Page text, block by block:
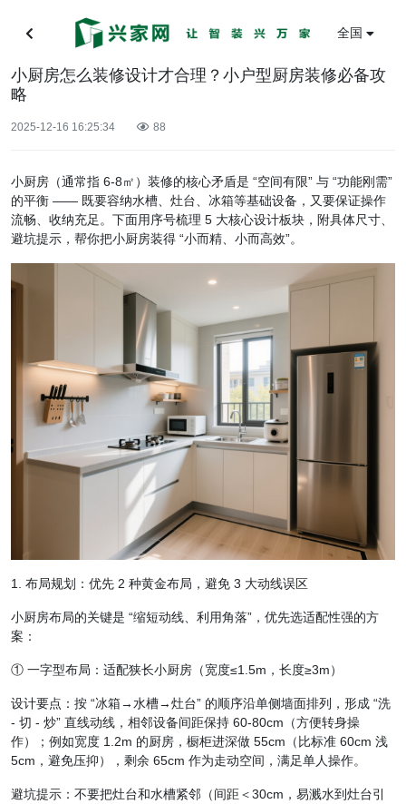
全国
小厨房怎么装修设计才合理？小户型厨房装修必备攻
略
2025-12-16 16:25:34 88
小厨房（通常指 6-8㎡）装修的核心矛盾是 “空间有限” 与 “功能刚需”
的平衡 —— 既要容纳水槽、灶台、冰箱等基础设备，又要保证操作
流畅、收纳充足。下面用序号梳理 5 大核心设计板块，附具体尺寸、
避坑提示，帮你把小厨房装得 “小而精、小而高效”。
1. 布局规划：优先 2 种黄金布局，避免 3 大动线误区
小厨房布局的关键是 “缩短动线、利用角落”，优先选适配性强的方
案：
① 一字型布局：适配狭长小厨房（宽度≤1.5m，长度≥3m）
设计要点：按 “冰箱→水槽→灶台” 的顺序沿单侧墙面排列，形成 “洗
- 切 - 炒” 直线动线，相邻设备间距保持 60-80cm（方便转身操
作）；例如宽度 1.2m 的厨房，橱柜进深做 55cm（比标准 60cm 浅
5cm，避免压抑），剩余 65cm 作为走动空间，满足单人操作。
避坑提示：不要把灶台和水槽紧邻（间距＜30cm，易溅水到灶台引